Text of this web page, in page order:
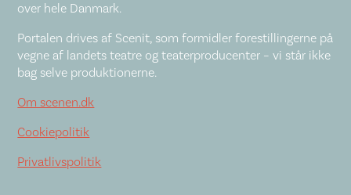
over hele Danmark.
Portalen drives af Scenit, som formidler forestillingerne på
vegne af landets teatre og teaterproducenter – vi står ikke
bag selve produktionerne.
Om scenen.dk
Cookiepolitik
Privatlivspolitik